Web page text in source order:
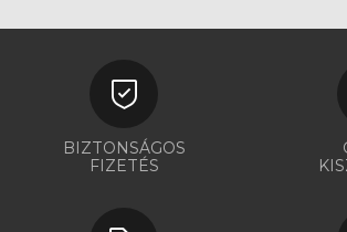
BIZTONSÁGOS
FIZETÉS